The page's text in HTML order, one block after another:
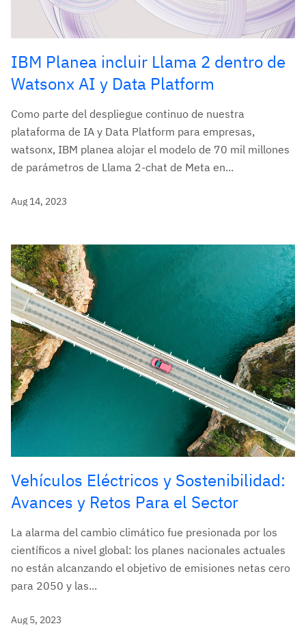
IBM Planea incluir Llama 2 dentro de
Watsonx AI y Data Platform
Como parte del despliegue continuo de nuestra
plataforma de IA y Data Platform para empresas,
watsonx, IBM planea alojar el modelo de 70 mil millones
de parámetros de Llama 2-chat de Meta en...
Aug 14, 2023
Vehículos Eléctricos y Sostenibilidad:
Avances y Retos Para el Sector
La alarma del cambio climático fue presionada por los
científicos a nivel global: los planes nacionales actuales
no están alcanzando el objetivo de emisiones netas cero
para 2050 y las...
Aug 5, 2023